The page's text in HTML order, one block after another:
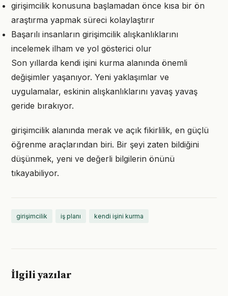
girişimcilik konusuna başlamadan önce kısa bir ön
araştırma yapmak süreci kolaylaştırır
Başarılı insanların girişimcilik alışkanlıklarını
incelemek ilham ve yol gösterici olur
Son yıllarda kendi işini kurma alanında önemli
değişimler yaşanıyor. Yeni yaklaşımlar ve
uygulamalar, eskinin alışkanlıklarını yavaş yavaş
geride bırakıyor.
girişimcilik alanında merak ve açık fikirlilik, en güçlü
öğrenme araçlarından biri. Bir şeyi zaten bildiğini
düşünmek, yeni ve değerli bilgilerin önünü
tıkayabiliyor.
girişimcilik iş planı kendi işini kurma
İlgili yazılar